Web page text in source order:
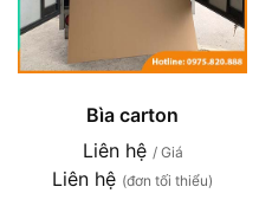
Bìa carton
Liên hệ / Giá
Liên hệ (đơn tối thiểu)